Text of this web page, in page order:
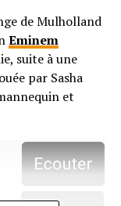
de Mulholland
Eminem
suite à une
par Sasha
et